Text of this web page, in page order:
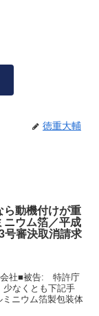
徳重大輔
ら動機付けが重
ニウム箔／平成
号審決取消請求
社■被告: 特許庁
なくとも下記手
ニウム箔製包装体